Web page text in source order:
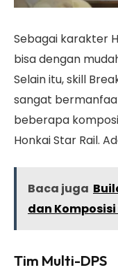
Sebagai karakter
bisa dengan
Selain itu, skill
sangat
beberapa
Honkai Star Rail.
Baca juga
dan
Tim Multi-DPS